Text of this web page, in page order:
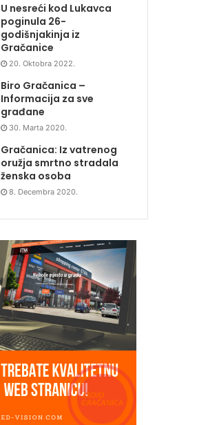
U nesreći kod Lukavca
poginula 26-
godišnjakinja iz
Gračanice
20. Oktobra 2022.
Biro Gračanica –
Informacija za sve
građane
30. Marta 2020.
Gračanica: Iz vatrenog
oružja smrtno stradala
ženska osoba
8. Decembra 2020.